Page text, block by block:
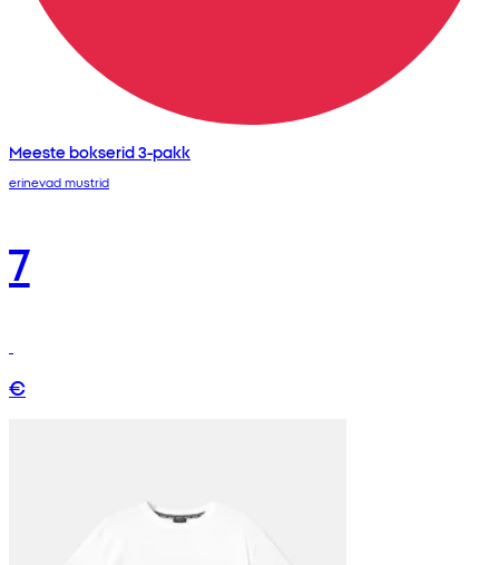
Meeste bokserid 3-pakk
erinevad mustrid
7
€